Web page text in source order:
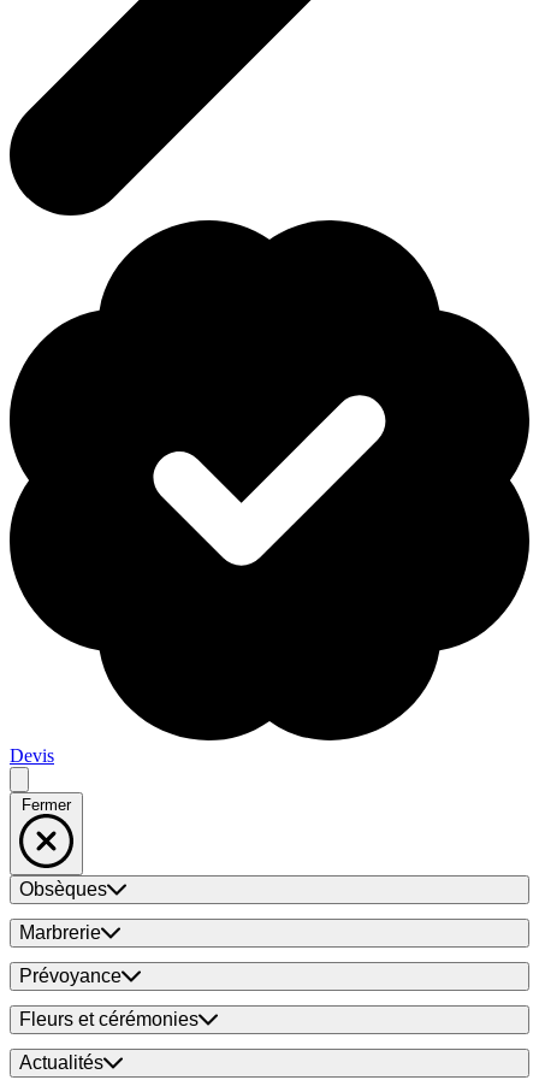
Devis
Fermer
Obsèques
Marbrerie
Prévoyance
Fleurs et cérémonies
Actualités